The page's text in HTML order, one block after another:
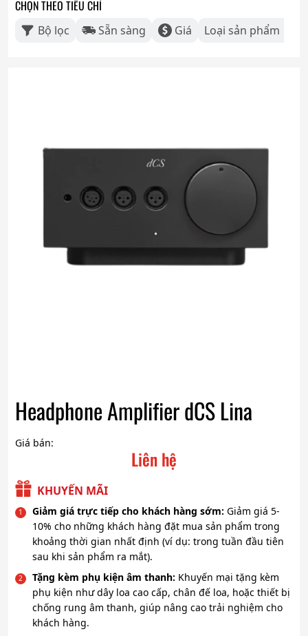
CHỌN THEO TIÊU CHÍ
Bộ lọc Sẵn sàng Giá Loại sản phẩm
Headphone Amplifier dCS Lina
Giá bán:
Liên hệ
KHUYẾN MÃI
Giảm giá trực tiếp cho khách hàng sớm: Giảm giá 5-
10% cho những khách hàng đặt mua sản phẩm trong
khoảng thời gian nhất định (ví dụ: trong tuần đầu tiên
sau khi sản phẩm ra mắt).
Tặng kèm phụ kiện âm thanh: Khuyến mại tặng kèm
phụ kiện như dây loa cao cấp, chân đế loa, hoặc thiết bị
chống rung âm thanh, giúp nâng cao trải nghiệm cho
khách hàng.